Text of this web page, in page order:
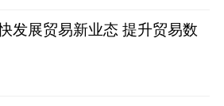
发展贸易新业态 提升贸易数